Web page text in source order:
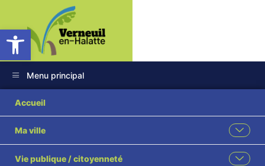
Ouvrir la barre d’outils
Menu principal
Accueil
Ma ville
Vie publique / citoyenneté